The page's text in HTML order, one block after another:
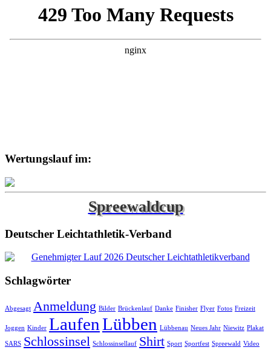
Wertungslauf im:
Spreewaldcup
Deutscher Leichtathletik-Verband
Schlagwörter
Abgesagt Anmeldung Bilder Brückenlauf Danke Finisher Flyer Fotos Freizeit
Joggen Kinder LaufenLübben Lübbenau Neues Jahr Niewitz Plakat
SARS Schlossinsel Schlossinsellauf Shirt Sport Sportfest Spreewald Video